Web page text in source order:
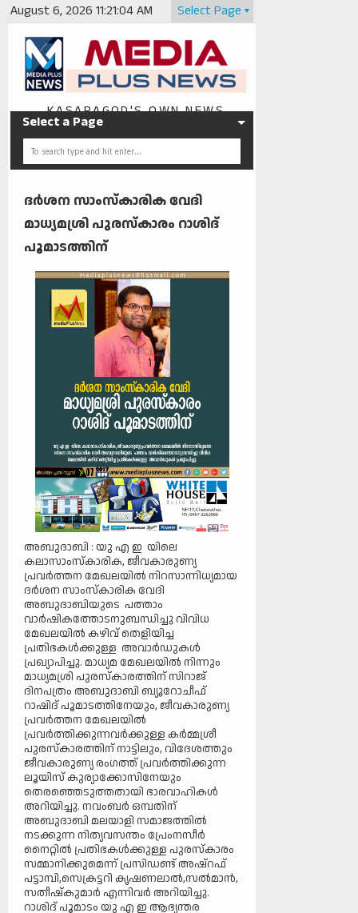
August 6, 2026 11:21:04 AM Select Page
KASARAGOD'S OWN NEWS
Select a Page
ദർശന സാംസ്‌കാരിക വേദി
മാധ്യമശ്രി പുരസ്‌കാരം റാശിദ്
പൂമാടത്തിന്
അബുദാബി : യു എ ഇ യിലെ
കലാസാംസ്കാരിക, ജീവകാരുണ്യ
പ്രവർത്തന മേഖലയിൽ നിറസാന്നിധ്യമായ
ദർശന സാംസ്‌കാരിക വേദി
അബുദാബിയുടെ പത്താം
വാർഷികത്തോടനുബന്ധിച്ചു വിവിധ
മേഖലയിൽ കഴിവ് തെളിയിച്ച
പ്രതിഭകൾക്കുള്ള അവാർഡുകൾ
പ്രഖ്യാപിച്ചു. മാധ്യമ മേഖലയിൽ നിന്നും
മാധ്യമശ്രി പുരസ്‌കാരത്തിന് സിറാജ്
ദിനപത്രം അബുദാബി ബ്യൂറോചീഫ്
റാഷിദ് പൂമാടത്തിനേയും, ജീവകാരുണ്യ
പ്രവർത്തന മേഖലയിൽ
പ്രവർത്തിക്കുന്നവർക്കുള്ള കർമ്മശ്രീ
പുരസ്‌കാരത്തിന് നാട്ടിലും, വിദേശത്തും
ജീവകാരുണ്യ രംഗത്ത് പ്രവർത്തിക്കുന്ന
ലൂയിസ് കുര്യാക്കോസിനേയും
തെരഞ്ഞെടുത്തതായി ഭാരവാഹികൾ
അറിയിച്ചു. നവംബർ ഒമ്പതിന്
അബുദാബി മലയാളി സമാജത്തിൽ
നടക്കുന്ന നിത്യവസന്തം പ്രേംനസീർ
നൈറ്റിൽ പ്രതിഭകൾക്കുള്ള പുരസ്‌കാരം
സമ്മാനിക്കുമെന്ന് പ്രസിഡണ്ട് അഷ്‌റഫ്
പട്ടാമ്പി,സെക്രട്ടറി കൃഷണലാൽ,സൽമാൻ,
സതീഷ്കുമാർ എന്നിവർ അറിയിച്ചു.
റാശിദ് പൂമാടം യു എ ഇ ആഭ്യന്തര